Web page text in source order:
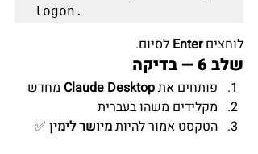
לוחצים Enter לסיום.
שלב 6 — בדיקה
פותחים את Claude Desktop מחדש
מקלידים משהו בעברית
הטקסט אמור להיות מיושר לימין ✅